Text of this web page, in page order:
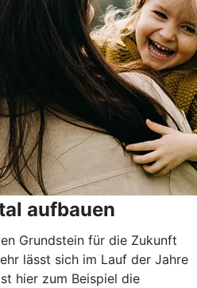
aufbauen
Grundstein für die Zukunft
lässt sich im Lauf der Jahre
hier zum Beispiel die